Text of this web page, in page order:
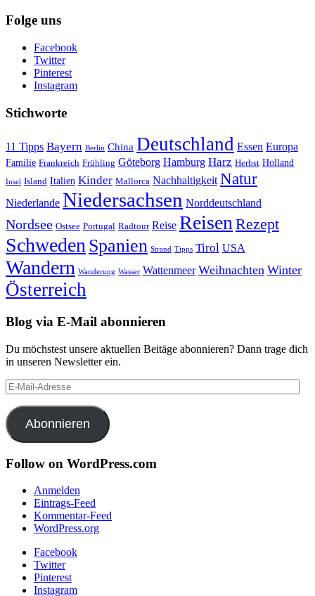
Folge uns
Facebook
Twitter
Pinterest
Instagram
Stichworte
11 Tipps Bayern Berlin China Deutschland Essen Europa
Familie Frankreich Frühling Göteborg Hamburg Harz Herbst Holland
Insel Island Italien Kinder Mallorca Nachhaltigkeit Natur
Niederlande Niedersachsen Norddeutschland
Nordsee Ostsee Portugal Radtour Reise ReisenRezept
SchwedenSpanien Strand Tipps Tirol USA
Wandern Wanderung Wasser Wattenmeer Weihnachten Winter
Österreich
Blog via E-Mail abonnieren
Du möchstest unsere aktuellen Beitäge abonnieren? Dann trage dich
in unseren Newsletter ein.
E-
Mail-
Adresse
Abonnieren
Follow on WordPress.com
Anmelden
Eintrags-Feed
Kommentar-Feed
WordPress.org
Facebook
Twitter
Pinterest
Instagram